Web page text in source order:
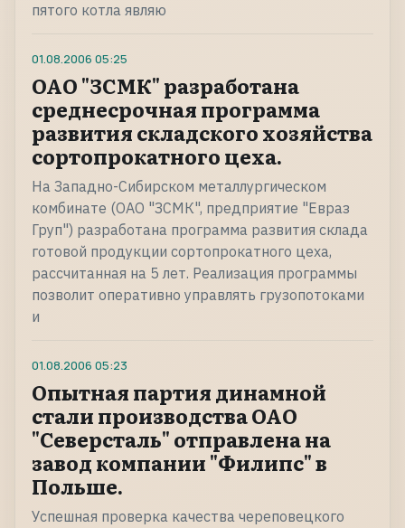
пятого котла являю
01.08.2006 05:25
ОАО "ЗСМК" разработана
среднесрочная программа
развития складского хозяйства
сортопрокатного цеха.
На Западно-Сибирском металлургическом
комбинате (ОАО "ЗСМК", предприятие "Евраз
Груп") разработана программа развития склада
готовой продукции сортопрокатного цеха,
рассчитанная на 5 лет. Реализация программы
позволит оперативно управлять грузопотоками
и
01.08.2006 05:23
Опытная партия динамной
стали производства ОАО
"Северсталь" отправлена на
завод компании "Филипс" в
Польше.
Успешная проверка качества череповецкого